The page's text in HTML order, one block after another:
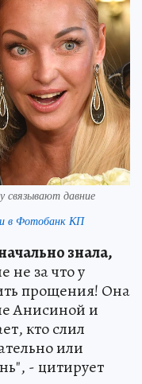
связывают давние
в Фотобанк КП
знала,
не за что у
прощения! Она
Анисиной и
кто слил
или
- цитирует